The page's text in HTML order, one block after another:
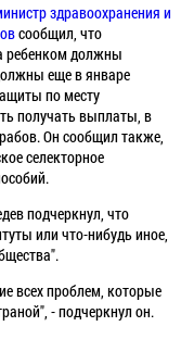
здравоохранения и
сообщил, что
ребенком должны
еще в январе
по месту
получать выплаты, в
Он сообщил также,
селекторное
подчеркнул, что
или что-нибудь иное,
всех проблем, которые
- подчеркнул он.